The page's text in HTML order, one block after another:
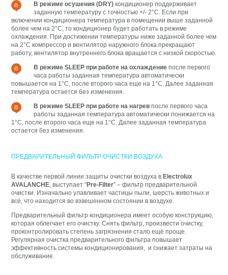
В режиме осушения (DRY) кондиционер поддерживает
заданную температуру с точностью +/- 2°С. Если при
включении кондиционера температура в помещении выше заданной
более чем на 2°С, то кондиционер будет работать в режиме
охлаждения. При достижении температуры ниже заданной более чем
на 2°С компрессор и вентилятор наружного блока прекращают
работу, вентилятор внутреннего блока вращается с низкой скоростью.
В режиме SLEEP при работе на охлаждение после первого
часа работы заданная температура автоматически
повышается на 1°С, после второго часа еще на 1°С. Далее заданная
температура остается без изменения.
В режиме SLEEP при работе на нагрев после первого часа
работы заданная температура автоматически понижается на
1°С, после второго часа еще на 1°С. Далее заданная температура
остается без изменения.
ПРЕДВАРИТЕЛЬНЫЙ ФИЛЬТР ОЧИСТКИ ВОЗДУХА
В качестве первой линии защиты очистки воздуха в Electrolux
AVALANCHE, выступает “Pre-Filter” – фильтр предварительной
очистки. Изначально улавливает частицы пыли, шерсть животных и
всё, что находится во взвешенном состоянии в воздухе.
Предварительный фильтр кондиционера имеет особую конструкцию,
которая облегчает его очистку. Снять фильтр, произвести очистку,
проконтролировать степень загрязнения стало ещё проще.
Регулярная очистка предварительного фильтра повышает
эффективность системы кондиционирования, и снижает затраты на
обслуживание.